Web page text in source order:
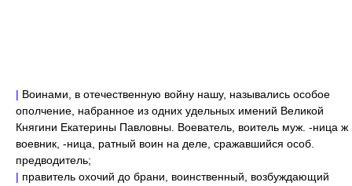
| Воинами, в отечественную войну нашу, назывались особое
ополчение, набранное из одних удельных имений Великой
Княгини Екатерины Павловны. Воеватель, воитель муж. -ница ж
воевник, -ница, ратный воин на деле, сражавшийся особ.
предводитель;
| правитель охочий до брани, воинственный, возбуждающий